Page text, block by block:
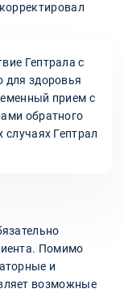
Гептрала с
для здоровья
прием с
обратного
Гептрал
Помимо
и
возможные